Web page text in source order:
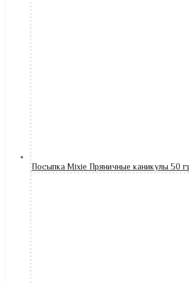
Посыпка Mixie Пряничные каникулы 50